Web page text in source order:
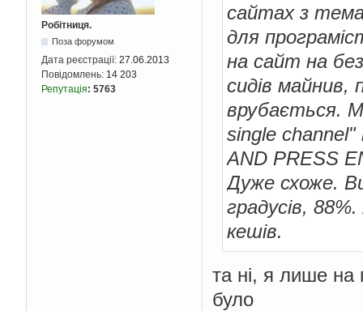
Робітниця.
Поза форумом
Дата реєстрації: 27.06.2013
Повідомлень: 14 203
Репутація: 5763
сайтах з
для
на сайт на
сидів майнив,
врубається.
single
AND PRESS
Дуже схоже.
градусів,
кешів.
та ні, я лише на
було